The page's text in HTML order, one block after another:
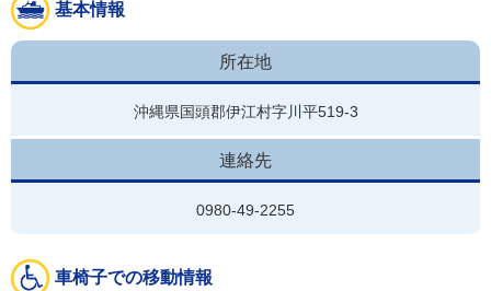
基本情報
所在地
沖縄県国頭郡伊江村字川平519-3
連絡先
0980-49-2255
車椅子での移動情報